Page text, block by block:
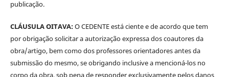
publicação.
CLÁUSULA OITAVA:O CEDENTE está ciente e de acordo que tem
por obrigação solicitar a autorização expressa dos coautores da
obra/artigo, bem como dos professores orientadores antes da
submissão do mesmo, se obrigando inclusive a mencioná-los no
corpo da obra, sob pena de responder exclusivamente pelos danos